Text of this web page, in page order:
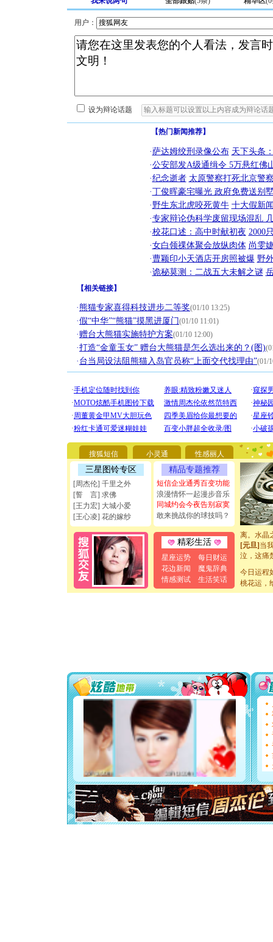
用户：
设为辩论话题
【热门新闻推荐】
·萨达姆绞刑录像公布 天下头条
·公安部发A级通缉令 5万悬红佛
·纪念逝者 太原警察打死北京警
·丁俊晖豪宅曝光 政府免费送别
·野生东北虎咬死黄牛 十大假新
·专家辩论伪科学废留现场混乱
·校花口述：高中时献初夜 2000
·女白领祼体聚会放纵肉体 尚雯
·曹颖印小天酒店开房照被爆 野
·诡秘莫测：二战五大未解之谜
【相关链接】
·熊猫专家喜得科技进步二等奖(01/10 13:25)
·假“中华”“熊猫”摸黑进厦门(01/10 11:01)
·赠台大熊猫实施特护方案(01/10 12:00)
·打造“金童玉女” 赠台大熊猫是怎么选出来的？(图)
· 台当局设法阻熊猫入岛官员称“上面交代找理由”(01/
搜狐短信 小灵通 性感丽人
三星图铃专区
[周杰伦] 千里之外
[誓 言] 求佛
[王力宏] 大城小爱
[王心凌] 花的嫁纱
精品专题推荐
短信企业通秀百变功能
浪漫情怀一起漫步音乐
同城约会今夜告别寂寞
敢来挑战你的球技吗？
精彩生活
星座运势
每日财运
花边新闻
魔鬼辞典
情感测试
生活笑话
你太多
要平安
[圣诞节]
天都要快
[圣诞节]
如意,快
[元旦]看
断电。爱
你是我专
[元旦]如
起；二是
离。水晶
[元旦] 当
泣，这痛
[春节]风
颜！冬去
道一声平
能正大光
天都要快
[圣诞节]
如意,快
[元旦]
看
断电。
你是我
[元旦]
如
起；二
离。水
[元旦]当
泣，这痛
卖了。水
[春节]风
颜！冬去
今日运程
桃花运，